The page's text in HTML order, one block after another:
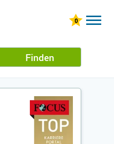
Finden